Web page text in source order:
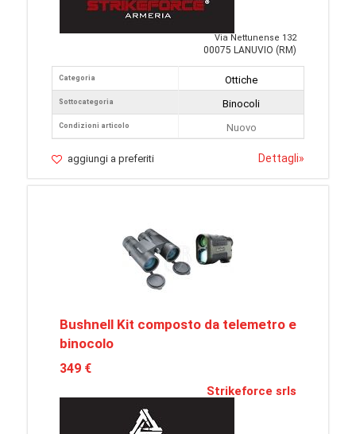
Via Nettunense 132
00075 LANUVIO (RM)
Categoria
Sottocategoria
Condizioni articolo
Ottiche
Binocoli
Nuovo
aggiungi a preferiti Dettagli»
Bushnell Kit composto da telemetro e
binocolo
349 €
Strikeforce srls